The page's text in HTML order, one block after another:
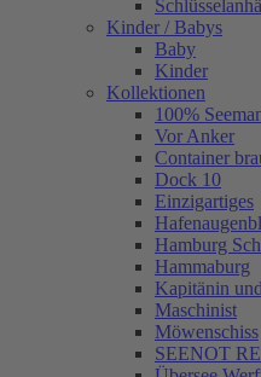
Kinder / Babys
Baby
Kinder
Kollektionen
100%
Vor Anker
Container
Dock 10
Einzigartiges
Hamburg
Hammaburg
Kapitänin
Maschinist
Möwenschiss
SEENOT